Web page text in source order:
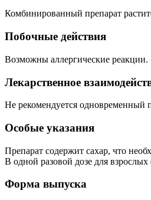
Комбинированный препарат
Побочные действия
Возможны аллергические реакции.
Лекарственное
Не рекомендуется одновременный
Особые указания
Препарат содержит сахар, что
В одной разовой дозе для
Форма выпуска